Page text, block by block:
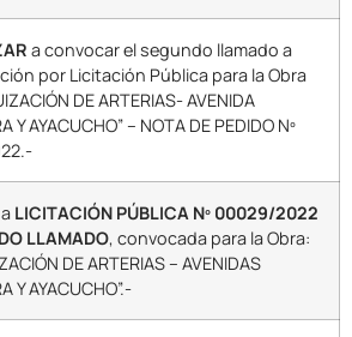
a convocar el segundo llamado a
por Licitación Pública para la Obra
DE ARTERIAS- AVENIDA
Y AYACUCHO” – NOTA DE PEDIDO Nº
a LICITACIÓN PÚBLICA Nº 00029/2022
LLAMADO, convocada para la Obra:
DE ARTERIAS – AVENIDAS
Y AYACUCHO”.-